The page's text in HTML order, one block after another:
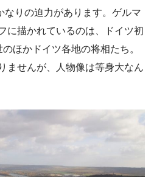
なりの迫力があります。ゲルマ
に描かれているのは、ドイツ初
ほかドイツ各地の将相たち。
ませんが、人物像は等身大なん